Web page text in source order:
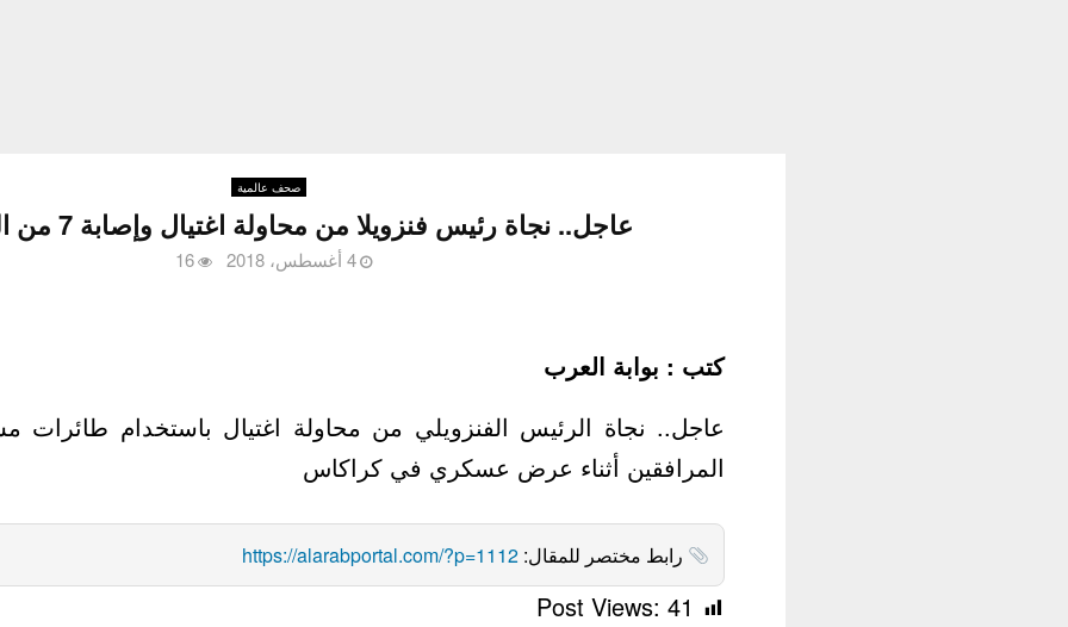
صحف عالمية
عاجل.. نجاة رئيس فنزويلا من محاولة اغتيال وإصابة 7 من المرافقين
4 أغسطس، 2018 16
كتب : بوابة العرب
المرافقين أثناء عرض عسكري في كراكاس
رابط مختصر للمقال:https://alarabportal.com/?p=1112
Post Views: 41